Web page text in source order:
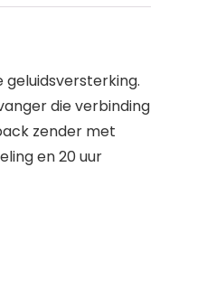
geluidsversterking.
die verbinding
zender met
en 20 uur